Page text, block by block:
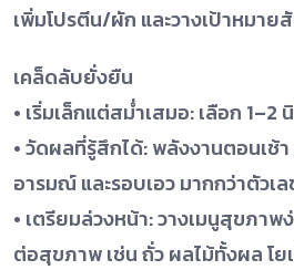
เพิ่มโปรตีน/ผัก และวางเป้าหมาย
เคล็ดลับยั่งยืน
• เริ่มเล็กแต่สม่ำเสมอ: เลือก
• วัดผลที่รู้สึกได้: พลังงานตอนเ
อารมณ์ และรอบเอว มากกว่าตัวเ
• เตรียมล่วงหน้า: วางเมนูสุขภา
ต่อสุขภาพ เช่น ถั่ว ผลไม้ทั้งผล โย